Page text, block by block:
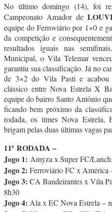
No último domingo (14), foi
Campeonato Amador de
equipe do Ferroviário por 1×0 e
da competição e
resultados iguais nas
Municipal, o Vila Telemar
garantiu sua classificação. Já no
de 3×2 do Vila Pasti e acabou
clássico entre Nova Estrela X
equipe do bairro Santo Antônio
ficando bem próximo da
rodada, os times Nova Estrela,
brigam pelas duas últimas vagas
11ª RODADA –
Jogo 1: Amyza x Super FC/
Jogo 2: Ferroviário FC x América
Jogo 3: CA Bandeirantes x Vila
8h30
Jogo 4: Ala x EC Nova Estrela –